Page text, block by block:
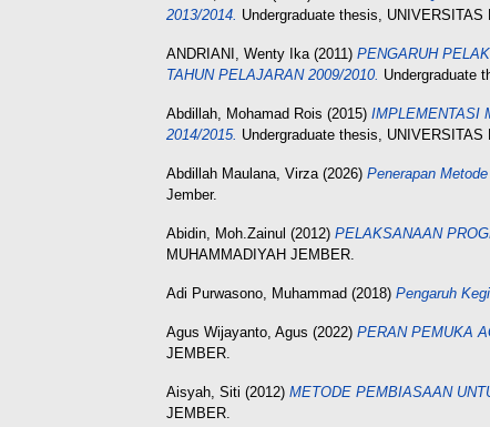
2013/2014. Undergraduate thesis,
ANDRIANI, Wenty Ika(2011) PENGARUH
TAHUN PELAJARAN 2009/2010. Undergraduate
Abdillah, Mohamad Rois (2015) IMPLEMENTASI
2014/2015. Undergraduate thesis,
Abdillah Maulana, Virza(2026) Penerapan
Jember.
Abidin, Moh.Zainul (2012) PELAKSANAAN
MUHAMMADIYAH JEMBER.
Adi Purwasono, Muhammad (2018) Pengaruh
Agus Wijayanto, Agus (2022) PERAN PEMUKA
JEMBER.
Aisyah, Siti (2012) METODE PEMBIASAAN
JEMBER.